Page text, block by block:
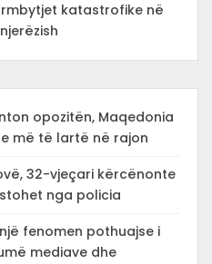
katastrofike në
opozitën, Maqedonia
më të lartë në rajon
32-vjeçari kërcënonte
nga policia
fenomen pothuajse i
mediave dhe